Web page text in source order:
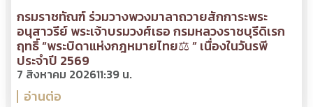
กรมราชทัณฑ์ ร่วมวางพวงมาลาถวายสักการะพระ
อนุสาวรีย์ พระเจ้าบรมวงศ์เธอ กรมหลวงราชบุรีดิเรก
ฤทธิ์ “พระบิดาแห่งกฎหมายไทย⚖ ” เนื่องในวันรพี
ประจำปี 2569
7 สิงหาคม 202611:39 น.
อ่านต่อ